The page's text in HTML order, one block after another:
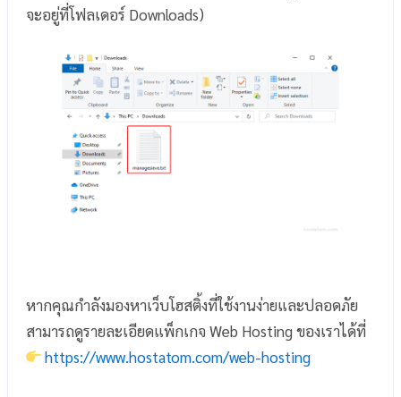
จะอยู่ที่โฟลเดอร์ Downloads)
หากคุณกำลังมองหาเว็บโฮสติ้งที่ใช้งานง่ายและปลอดภัย
สามารถดูรายละเอียดแพ็กเกจ Web Hosting ของเราได้ที่
https://www.hostatom.com/web-hosting